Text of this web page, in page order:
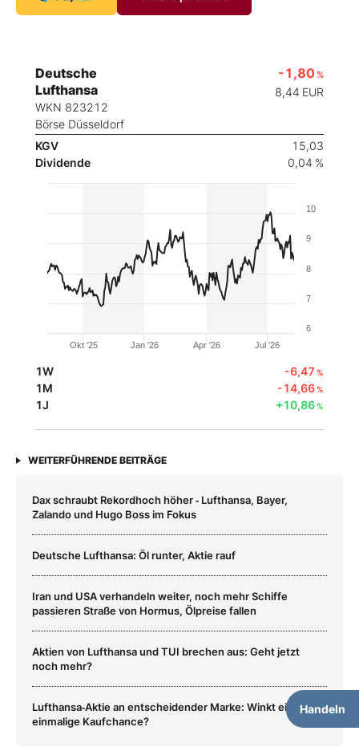
Deutsche
Lufthansa
WKN 823212
Börse Düsseldorf
-1,80 %
8,44 EUR
KGV
15,03
Dividende
0,04 %
Handeln
Okt '25 Jan '26 Apr '26 Jul '26
6
7
8
9
10
1W -6,47 %
1M -14,66%
1J +10,86%
WEITERFÜHRENDE BEITRÄGE
Dax schraubt Rekordhoch höher ‑ Lufthansa, Bayer,
Zalando und Hugo Boss im Fokus
Deutsche Lufthansa: Öl runter, Aktie rauf
Iran und USA verhandeln weiter, noch mehr Schiffe
passieren Straße von Hormus, Ölpreise fallen
Aktien von Lufthansa und TUI brechen aus: Geht jetzt
noch mehr?
Lufthansa‑Aktie an entscheidender Marke: Winkt eine
einmalige Kaufchance?